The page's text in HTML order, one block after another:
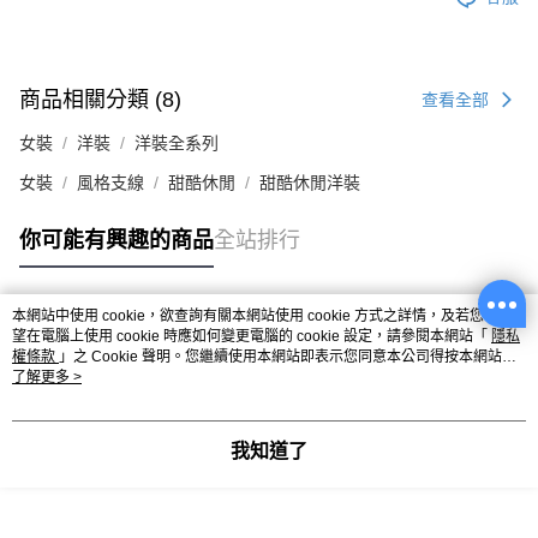
商品相關分類 (8) 查看全部
女裝 洋裝 洋裝全系列
女裝 風格支線 甜酷休閒 甜酷休閒洋裝
你可能有興趣的商品全站排行
熱門標籤
本網站中使用 cookie，欲查詢有關本網站使用 cookie 方式之詳情，及若您不希
望在電腦上使用 cookie 時應如何變更電腦的 cookie 設定，請參閱本網站「 隱私
權條款 」之 Cookie 聲明。您繼續使用本網站即表示您同意本公司得按本網站使
用條款之 Cookie 聲明使用 cookie。
了解更多 >
我知道了